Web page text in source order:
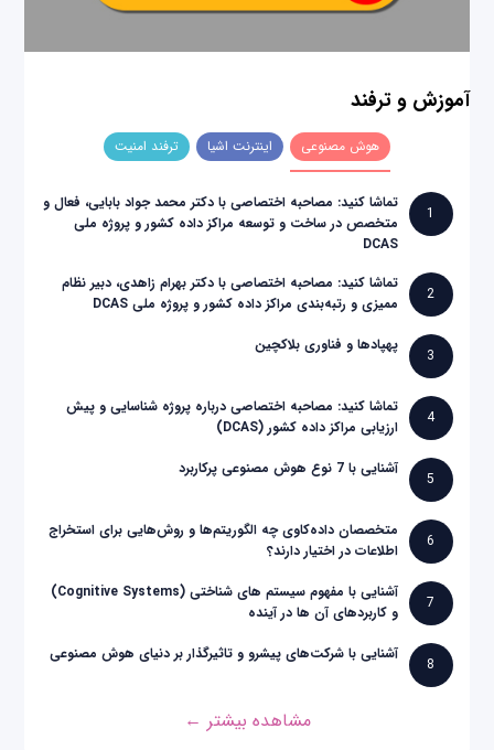
آموزش و ترفند
هوش مصنوعی اینترنت اشیا ترفند امنیت
1
تماشا کنید: مصاحبه اختصاصی با دکتر محمد جواد بابایی، فعال و
متخصص در ساخت و توسعه مراکز داده کشور و پروژه ملی
DCAS
2
تماشا کنید: مصاحبه اختصاصی با دکتر بهرام زاهدی، دبیر نظام
ممیزی و رتبه‌بندی مراکز داده کشور و پروژه ملی DCAS
3
پهپادها و فناوری بلاکچین
4
تماشا کنید: مصاحبه اختصاصی درباره پروژه شناسایی و پیش
ارزیابی مراکز داده کشور (DCAS)
5
آشنایی با 7 نوع هوش مصنوعی پرکاربرد
6
متخصصان داده‌کاوی چه الگوریتم‌ها و روش‌هایی برای استخراج
اطلاعات در اختیار دارند؟
7
آشنایی با مفهوم سیستم های شناختی (Cognitive Systems)
و کاربردهای آن ها در آینده
8
آشنایی با شرکت‌های پیشرو و تاثیرگذار بر دنیای هوش مصنوعی
مشاهده بیشتر ←